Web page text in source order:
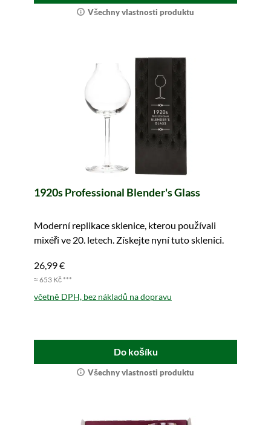
Všechny vlastnosti produktu
1920s Professional Blender's Glass
Moderní replikace sklenice, kterou používali
mixéři ve 20. letech. Získejte nyní tuto sklenici.
26,99 €
≈ 653 Kč ***
včetně DPH, bez nákladů na dopravu
Do košíku
Všechny vlastnosti produktu